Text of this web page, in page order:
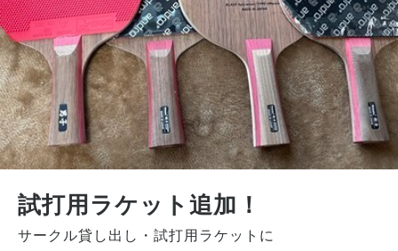
試打用ラケット追加！
サークル貸し出し・試打用ラケットに